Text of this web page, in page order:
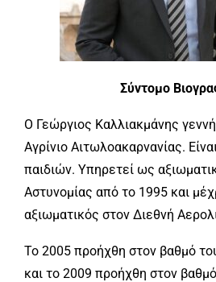
Σύντομο
Ο Γεώργιος Καλλιακμάνης
Αγρίνιο Αιτωλοακαρνανίας.
παιδιών. Υπηρετεί ως
Αστυνομίας από το 1995 και
αξιωματικός στον Διεθνή
Το 2005 προήχθη στον βαθμό
και το 2009 προήχθη στον